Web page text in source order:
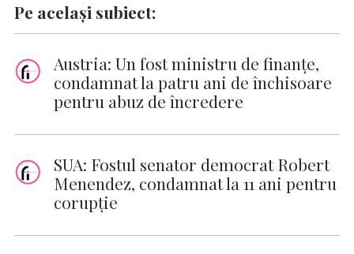
Pe același subiect:
Austria: Un fost ministru de finanţe,
condamnat la patru ani de închisoare
pentru abuz de încredere
SUA: Fostul senator democrat Robert
Menendez, condamnat la 11 ani pentru
corupție